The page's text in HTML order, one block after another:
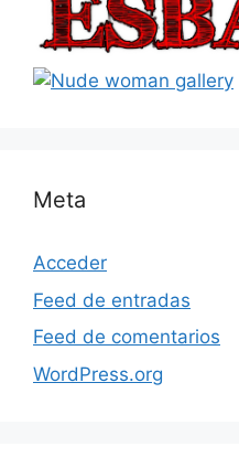
Meta
Acceder
Feed de entradas
Feed de comentarios
WordPress.org